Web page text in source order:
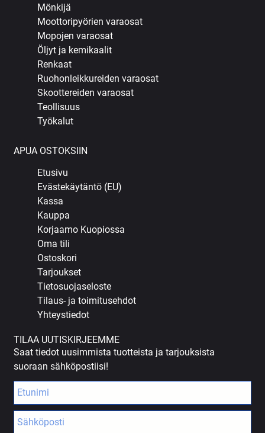
Mönkijä
Moottoripyörien varaosat
Mopojen varaosat
Öljyt ja kemikaalit
Renkaat
Ruohonleikkureiden varaosat
Skoottereiden varaosat
Teollisuus
Työkalut
APUA OSTOKSIIN
Etusivu
Evästekäytäntö (EU)
Kassa
Kauppa
Korjaamo Kuopiossa
Oma tili
Ostoskori
Tarjoukset
Tietosuojaseloste
Tilaus- ja toimitusehdot
Yhteystiedot
TILAA UUTISKIRJEEMME
Saat tiedot uusimmista tuotteista ja tarjouksista
suoraan sähköpostiisi!